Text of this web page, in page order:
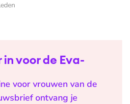
voor de Eva-
voor vrouwen van de
ontvang je